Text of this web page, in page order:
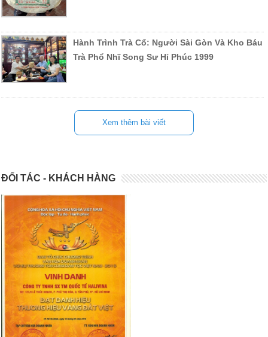
Hành Trình Trà Cổ: Người Sài Gòn Và Kho Báu
Trà Phổ Nhĩ Song Sư Hỉ Phúc 1999
Xem thêm bài viết
ĐỐI TÁC - KHÁCH HÀNG